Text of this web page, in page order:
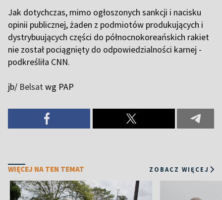
Jak dotychczas, mimo ogłoszonych sankcji i nacisku
opinii publicznej, żaden z podmiotów produkujących i
dystrybuujących części do północnokoreańskich rakiet
nie został pociągnięty do odpowiedzialności karnej -
podkreśliła CNN.
jb/ Belsatwg PAP
WIĘCEJ NA TEN TEMAT ZOBACZ WIĘCEJ